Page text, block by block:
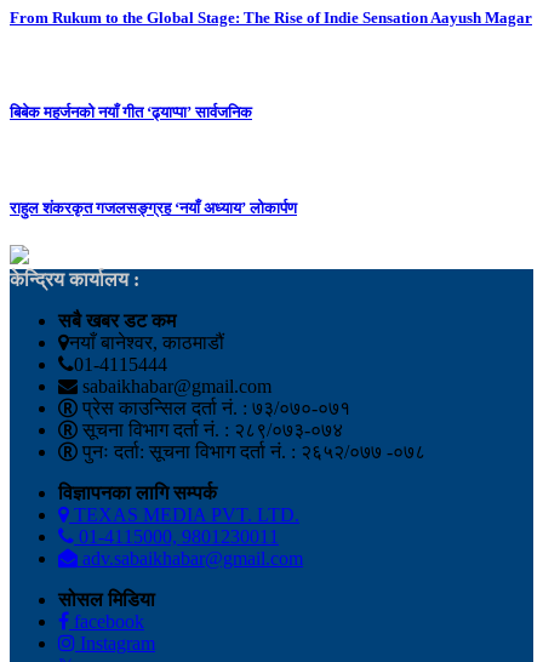
From Rukum to the Global Stage: The Rise of Indie Sensation Aayush Magar
बिबेक महर्जनको नयाँ गीत ‘ढ्याप्पा’ सार्वजनिक
राहुल शंकरकृत गजलसङ्ग्रह ‘नयाँ अध्याय’ लोकार्पण
केन्द्रिय कार्यालय :
सबै खबर डट कम
नयाँ बानेश्वर, काठमाडौं
01-4115444
sabaikhabar@gmail.com
प्रेस काउन्सिल दर्ता नं. : ७३/०७०-०७१
सूचना विभाग दर्ता नं. : २८९/०७३-०७४
पुनः दर्ता: सूचना विभाग दर्ता नं. : २६५२/०७७ -०७८
विज्ञापनका लागि सम्पर्क
TEXAS MEDIA PVT. LTD.
01-4115000, 9801230011
adv.sabaikhabar@gmail.com
सोसल मिडिया
facebook
Instagram